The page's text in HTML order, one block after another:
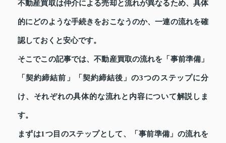
不動産買取は仲介による売却と流れが異なるため、具体
的にどのような手続きをおこなうのか、一連の流れを確
認しておくと安心です。
そこでこの記事では、不動産買取の流れを「事前準備」
「契約締結前」「契約締結後」の3つのステップに分
け、それぞれの具体的な流れと内容について解説しま
す。
まずは1つ目のステップとして、「事前準備」の流れを